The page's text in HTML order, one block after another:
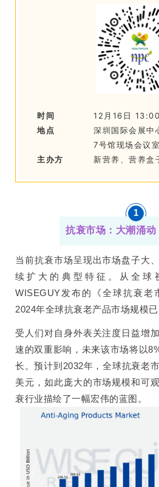
时间
12月16日
地点
深圳国际会展中
7号馆现场会议
主办方
新营养、营养盒
1
抗衰市场：大潮涌
当前抗衰市场呈现出市场盘子大
续扩大的典型特征。从全球
WISEGUY发布的《全球抗衰老
2024年全球抗衰老产品市场规模已
受人们对自身外表关注度日益增
速的双重影响，未来该市场将以
长。预计到2032年，全球抗衰老
美元，如此庞大的市场规模和可
衰行业描绘了一幅宏伟的蓝图。